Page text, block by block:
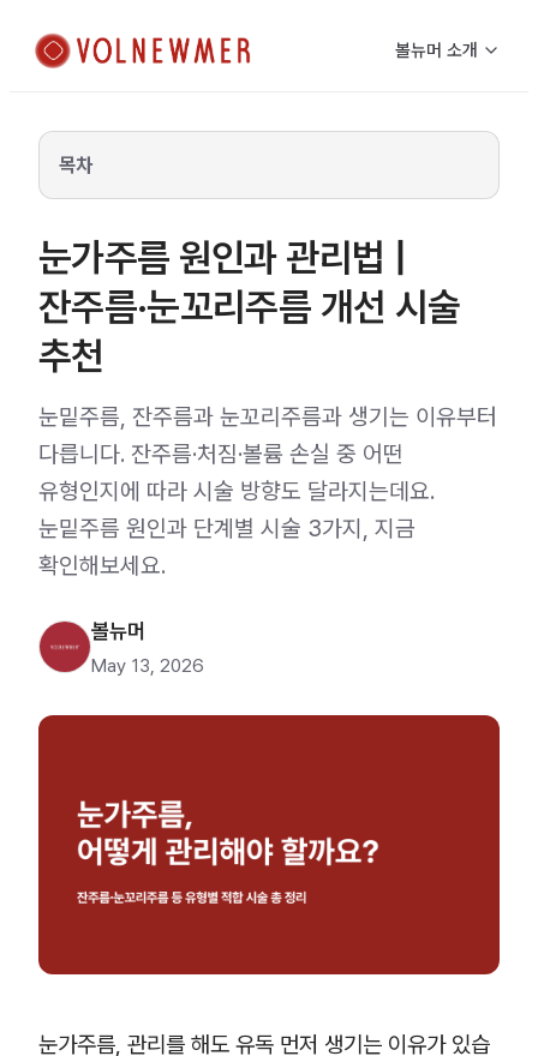
볼뉴머 소개
목차
눈가주름 원인과 관리법 |
잔주름·눈꼬리주름 개선 시술
추천
눈밑주름, 잔주름과 눈꼬리주름과 생기는 이유부터
다릅니다. 잔주름·처짐·볼륨 손실 중 어떤
유형인지에 따라 시술 방향도 달라지는데요.
눈밑주름 원인과 단계별 시술 3가지, 지금
확인해보세요.
볼뉴머
May 13, 2026
눈가주름, 관리를 해도 유독 먼저 생기는 이유가 있습